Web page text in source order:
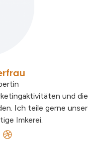
und die
Ich teile gerne unser
Imkerei.